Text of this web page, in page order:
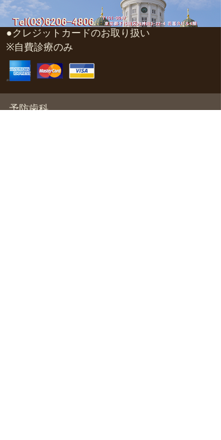
●クレジットカードのお取り扱い
※自費診療のみ
予防歯科